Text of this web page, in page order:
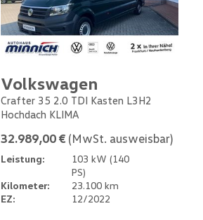
Volkswagen
Crafter 35 2.0 TDI Kasten L3H2
Hochdach KLIMA
32.989,00 € (MwSt. ausweisbar)
Leistung:
103 kW (140
PS)
Kilometer:
23.100 km
EZ:
12/2022